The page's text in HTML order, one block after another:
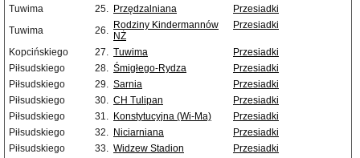
Tuwima
25. Przędzalniana
Przesiadki
Tuwima
26. Rodziny Kindermannów
NŻ
Przesiadki
Kopcińskiego 27. Tuwima
Przesiadki
Piłsudskiego
28. Śmigłego-Rydza
Przesiadki
Piłsudskiego
29. Sarnia
Przesiadki
Piłsudskiego
30. CH Tulipan
Przesiadki
Piłsudskiego
31. Konstytucyjna (Wi-Ma)
Przesiadki
Piłsudskiego
32. Niciarniana
Przesiadki
Piłsudskiego
33. Widzew Stadion
Przesiadki